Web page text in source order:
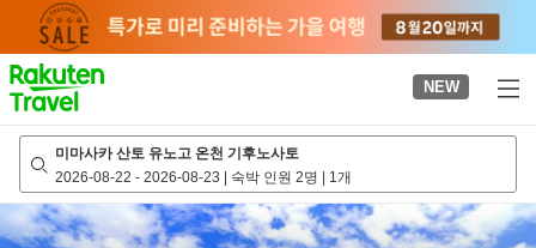
page
NEW
미마사카 산토 유노고 온천 기후노사토
2026-08-22 - 2026-08-23 | 숙박 인원 2명 | 1개